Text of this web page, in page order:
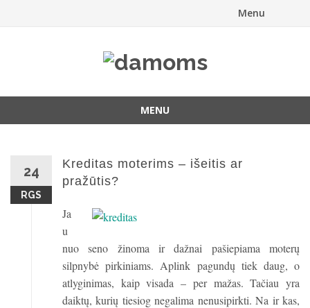
Menu
MENU
24
RGS
Kreditas moterims – išeitis ar
pražūtis?
Ja
u
nuo seno žinoma ir dažnai pašiepiama moterų
silpnybė pirkiniams. Aplink pagundų tiek daug, o
atlyginimas, kaip visada – per mažas. Tačiau yra
daiktų, kurių tiesiog negalima nenusipirkti. Na ir kas,